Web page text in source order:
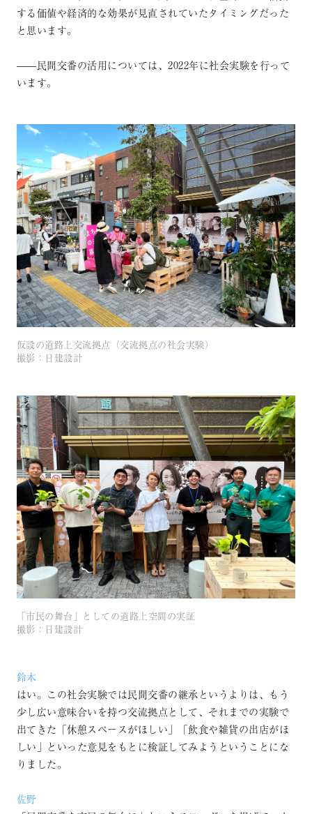
する価値や経済的な効果が見直されていたタイミングだった
と思います。
——民間交番の活用については、2022年に社会実験を行って
います。
仮設の道路上交流拠点（交流拠点の社会実験）
撮影：日建設計
「市民の舞台」としての道路上空間の実証
撮影：日建設計
鈴木
はい。この社会実験では民間交番の継承というよりは、もう
少し広い意味合いを持つ交流拠点として、それまでの実験で
出てきた「休憩スペースがほしい」「飲食や雑貨の出店がほ
しい」といった意見をもとに検証してみようということにな
りました。
佐野